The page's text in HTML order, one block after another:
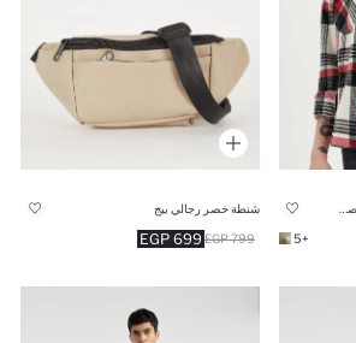
+5
شنطة خصر رجالي بيج
699 EGP 799 EGP